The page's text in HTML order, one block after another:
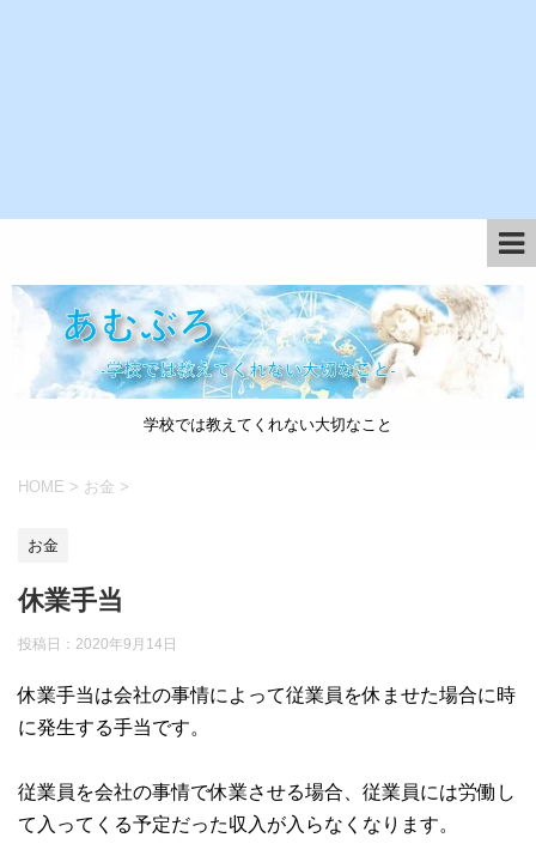
学校では教えてくれない大切なこと
HOME > お金 >
お金
休業手当
投稿日： 2020年9月14日
休業手当は会社の事情によって従業員を休ませた場合に時
に発生する手当です。
従業員を会社の事情で休業させる場合、従業員には労働し
て入ってくる予定だった収入が入らなくなります。